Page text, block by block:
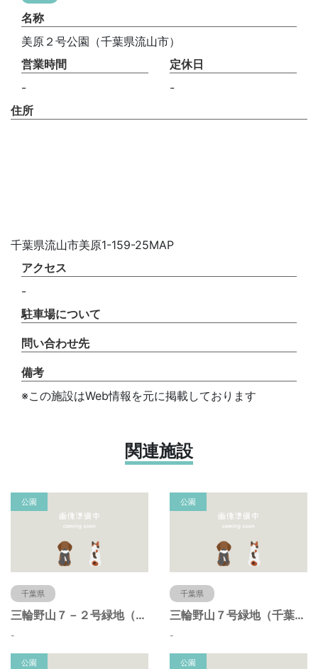
名称
美原２号公園（千葉県流山市）
営業時間
-
定休日
-
住所
千葉県流山市美原1-159-25MAP
アクセス
-
駐車場について
問い合わせ先
備考
※この施設はWeb情報を元に掲載しております
関連施設
公園
千葉県
三輪野山７－２号緑地（千葉県流山市）
-
公園
千葉県
三輪野山７号緑地（千葉県流山市）
-
公園 公園